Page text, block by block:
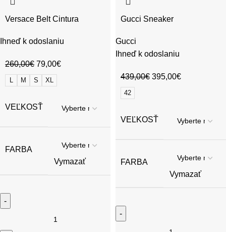
Versace Belt Cintura
Ihneď k odoslaniu
260,00€ 79,00€
L M S XL
VEĽKOSŤ
FARBA
Vymazať
Gucci Sneaker
Gucci
Ihneď k odoslaniu
439,00€ 395,00€
42
VEĽKOSŤ
FARBA
Vymazať